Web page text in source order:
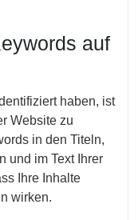
auf
haben, ist
Website zu
in den Titeln,
und im Text Ihrer
Ihre Inhalte
wirken.